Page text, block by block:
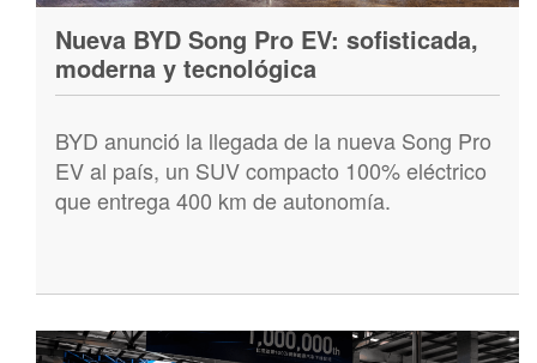
Nueva BYD Song Pro EV: sofisticada,
moderna y tecnológica
BYD anunció la llegada de la nueva Song Pro
EV al país, un SUV compacto 100% eléctrico
que entrega 400 km de autonomía.